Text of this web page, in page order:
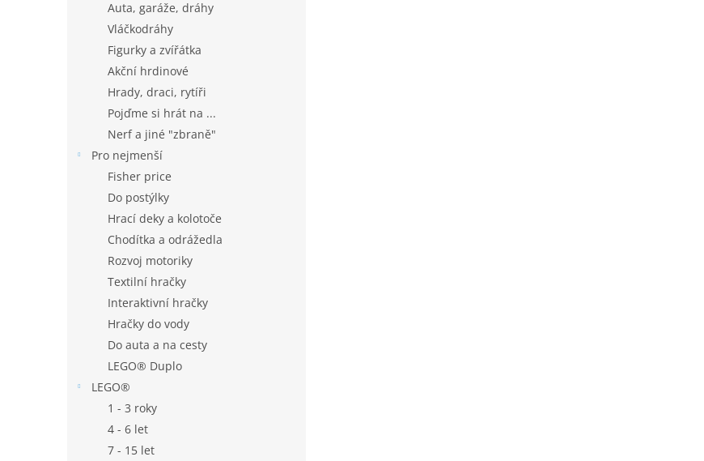
Auta, garáže, dráhy
Vláčkodráhy
Figurky a zvířátka
Akční hrdinové
Hrady, draci, rytíři
Pojďme si hrát na ...
Nerf a jiné "zbraně"
Pro nejmenší
Fisher price
Do postýlky
Hrací deky a kolotoče
Chodítka a odrážedla
Rozvoj motoriky
Textilní hračky
Interaktivní hračky
Hračky do vody
Do auta a na cesty
LEGO® Duplo
LEGO®
1 - 3 roky
4 - 6 let
7 - 15 let